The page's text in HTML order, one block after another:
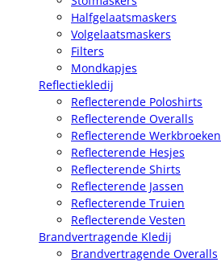
Halfgelaatsmaskers
Volgelaatsmaskers
Filters
Mondkapjes
Reflectiekledij
Reflecterende Poloshirts
Reflecterende Overalls
Reflecterende Werkbroeken
Reflecterende Hesjes
Reflecterende Shirts
Reflecterende Jassen
Reflecterende Truien
Reflecterende Vesten
Brandvertragende Kledij
Brandvertragende Overalls